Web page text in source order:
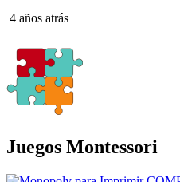
4 años atrás
Juegos Montessori